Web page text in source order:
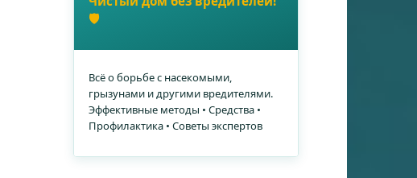
🛡️
Всё о борьбе с насекомыми,
грызунами и другими вредителями.
Эффективные методы • Средства •
Профилактика • Советы экспертов